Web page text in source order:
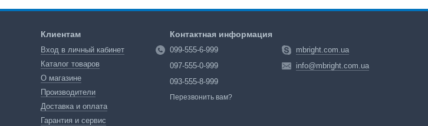
Клиентам
Вход в личный кабинет
Каталог товаров
О магазине
Производители
Доставка и оплата
Гарантия и сервис
Контактная информация
099-555-6-999
097-555-0-999
093-555-8-999
Перезвонить вам?
mbright.com.ua
info@mbright.com.ua